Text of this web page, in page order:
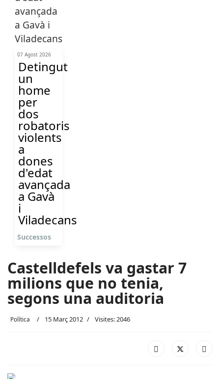
07 Agost 2026
Detingut
un
home
per
dos
robatoris
violents
a
dones
d'edat
avançada
a Gavà
i
Viladecans
Successos
Castelldefels va gastar 7
milions que no tenia,
segons una auditoria
Política 15 Març 2012 Visites: 2046